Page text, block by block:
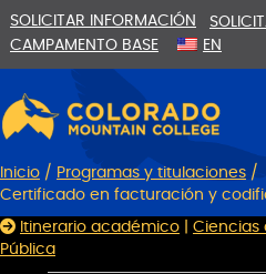
al
contenido
la
navegación
SOLICITAR INFORMACIÓN
CAMPAMENTO BASE
EN
Inicio / Programas y titulaciones /
Certificado en facturación y
Itinerario académico
Ciencias
Pública